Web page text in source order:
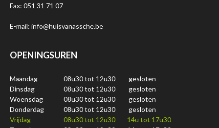
Fax: 051 31 71 07
E-mail: info@huisvanassche.be
OPENINGSUREN
Maandag 08u30 tot 12u30
gesloten
Dinsdag
08u30 tot 12u30
gesloten
Woensdag
08u30 tot 12u30
gesloten
Donderdag
08u30 tot 12u30
gesloten
Vrijdag
08u30 tot 12u30
14u tot 17u30